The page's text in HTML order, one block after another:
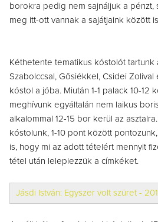
borokra pedig nem sajnáljuk a
meg itt-ott vannak a sajátjaink között
Kéthetente tematikus kóstolót tartunk
Szabolccsal, Gősiékkel, Csidei Zolival
kóstol a jóba. Miután 1-1 palack 10-12
meghívunk egyáltalán nem laikus
alkalommal 12-15 bor kerül az
kóstolunk, 1-10 pont között
is, hogy mi az adott tételért mennyit
tétel után leleplezzük a címkéket.
Jásdi István: Egyszer volt szüret -